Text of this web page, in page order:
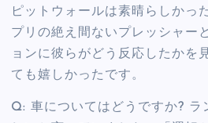
ピットウォールは素晴らしかっ
プリの絶え間ないプレッシャー
ョンに彼らがどう反応したかを
ても嬉しかったです。
Q: 車についてはどうですか? ラ